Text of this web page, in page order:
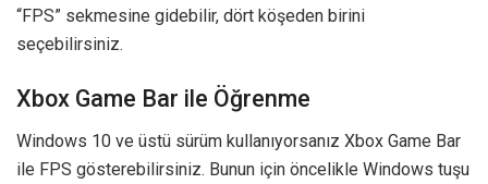
“FPS” sekmesine gidebilir, dört köşeden birini
seçebilirsiniz.
Xbox Game Bar ile Öğrenme
Windows 10 ve üstü sürüm kullanıyorsanız Xbox Game Bar
ile FPS gösterebilirsiniz. Bunun için öncelikle Windows tuşu